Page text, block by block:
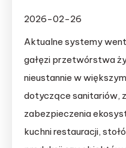
2026-02-26
Aktualne systemy
gałęzi przetwórstwa
nieustannie w
dotyczące sanitariów,
zabezpieczenia
kuchni restauracji,